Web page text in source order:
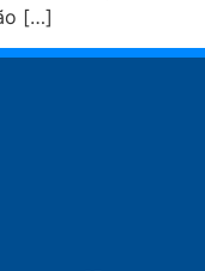
[…]